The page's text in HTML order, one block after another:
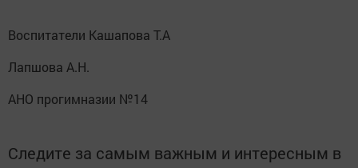
Воспитатели Кашапова Т.А
Лапшова А.Н.
АНО прогимназии №14
Следите за самым важным и интересным в